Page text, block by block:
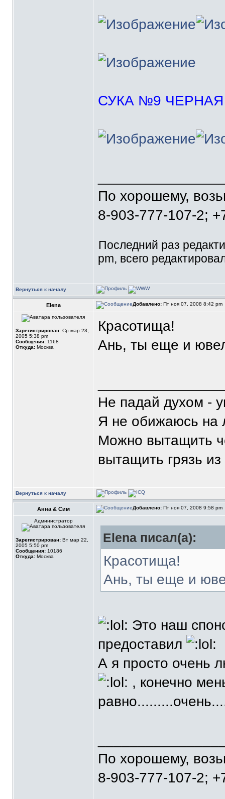
СУКА №9 ЧЕРНАЯ
По хорошему,
8-903-777-107-2;
Последний раз
pm, всего
Вернуться к началу
Elena Добавлено: Пт ноя 07, 2008 8:42 pm
Зарегистрирован: Ср мар 23,
2005 5:38 pm
Сообщения: 1168
Откуда: Москва
Красотища!
Ань, ты еще и
Не падай духом -
Я не обижаюсь на
Можно вытащить
вытащить грязь
Вернуться к началу
Анна & Сим Добавлено: Пт ноя 07, 2008 9:58 pm
Администратор
Зарегистрирован: Вт мар 22,
2005 5:50 pm
Сообщения: 10186
Откуда: Москва
Elena писал(а):
Красотища!
Ань, ты еще и
Это наш
предоставил
А я просто очень
, конечно
По хорошему,
8-903-777-107-2;